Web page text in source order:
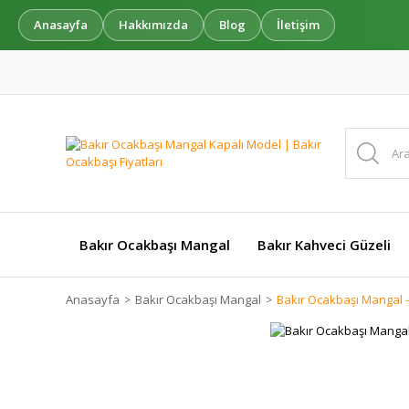
Anasayfa Hakkımızda Blog İletişim
Bakır Ocakbaşı Mangal Bakır Kahveci Güzeli
Anasayfa Bakır Ocakbaşı Mangal Bakır Ocakbaşı Mangal